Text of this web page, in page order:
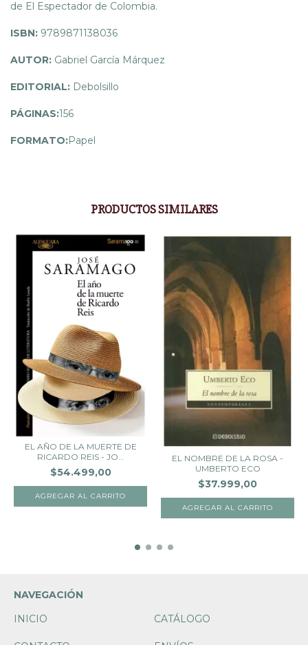
de El Espectador de Colombia.
ISBN: 9789871138036
AUTOR: Gabriel García Márquez
EDITORIAL: Debolsillo
PÁGINAS:156
FORMATO:Papel
PRODUCTOS SIMILARES
EL AÑO DE LA MUERTE DE
RICARDO REIS - JO...
$54.499,00
EL NOMBRE DE LA ROSA -
UMBERTO ECO
$37.999,00
NAVEGACIÓN
INICIO
CATÁLOGO